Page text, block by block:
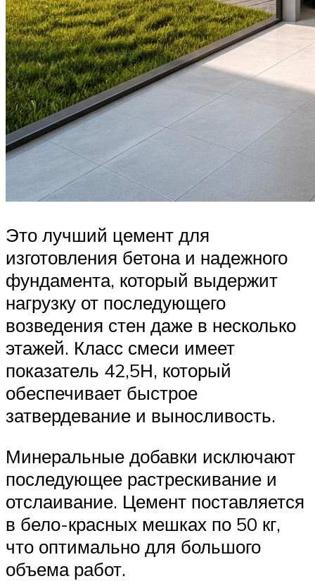
Это лучший цемент для
изготовления бетона и надежного
фундамента, который выдержит
нагрузку от последующего
возведения стен даже в несколько
этажей. Класс смеси имеет
показатель 42,5Н, который
обеспечивает быстрое
затвердевание и выносливость.
Минеральные добавки исключают
последующее растрескивание и
отслаивание. Цемент поставляется
в бело-красных мешках по 50 кг,
что оптимально для большого
объема работ.